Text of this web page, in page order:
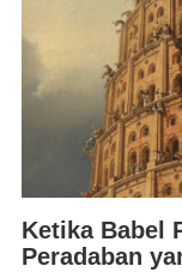
Ketika Babel
Peradaban